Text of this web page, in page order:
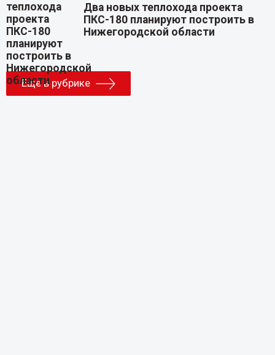
Два новых теплохода проекта
ПКС-180 планируют построить в
Нижегородской области
Еще в рубрике